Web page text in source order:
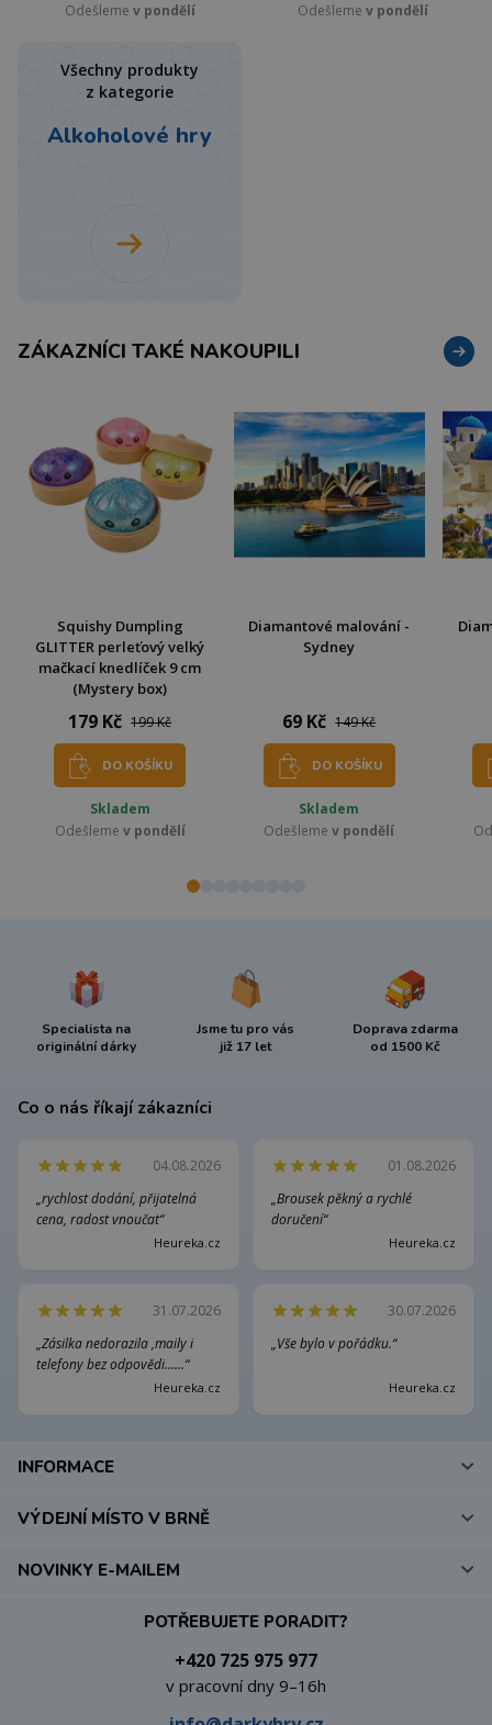
Odešleme v pondělí
Odešleme v pondělí
Všechny produkty
z kategorie
Alkoholové hry
ZÁKAZNÍCI TAKÉ NAKOUPILI
Squishy Dumpling
GLITTER perleťový velký
mačkací knedlíček 9 cm
(Mystery box)
179 Kč 199 Kč
DO KOŠÍKU
Skladem
Odešleme v pondělí
Diamantové malování -
Sydney
69 Kč 149 Kč
DO KOŠÍKU
Skladem
Odešlemev pondělí
Specialista na
originální dárky
Jsme tu pro vás
již 17 let
Doprava zdarma
od 1500 Kč
Co o nás říkají zákazníci
04.08.2026
„rychlost dodání, přijatelná
cena, radost vnoučat“
Heureka.cz
01.08.2026
„Brousek pěkný a rychlé
doručení“
Heureka.cz
31.07.2026
„Zásilka nedorazila ,maily i
telefony bez odpovědi......“
Heureka.cz
30.07.2026
„Vše bylo v pořádku.“
Heureka.cz
INFORMACE
VÝDEJNÍ MÍSTO V BRNĚ
POTŘEBUJETE PORADIT?
+420 725 975 977
v pracovní dny 9–16h
NOVINKY E-MAILEM